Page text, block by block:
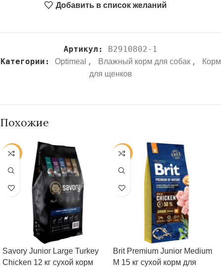
Добавить в список желаний
Артикул: B2910802-1
Категории:
Optimeal , Влажный корм для собак ,
Корм
для щенков
Похожие
-40%
Savory Junior Large Turkey
Chicken 12 кг сухой корм
-37%
Brit Premium Junior Medium
M 15 кг сухой корм для